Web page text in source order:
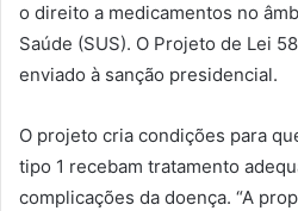
o direito a medicamentos no
Saúde (SUS). O Projeto de Lei
enviado à sanção presidencial.
O projeto cria condições para
tipo 1 recebam tratamento
complicações da doença. “A